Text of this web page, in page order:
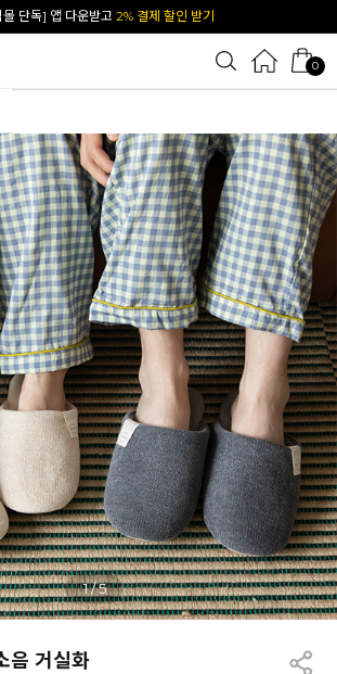
오 플친 추가하면1천원 즉시 할인 쿠폰
0
1/5
음 거실화